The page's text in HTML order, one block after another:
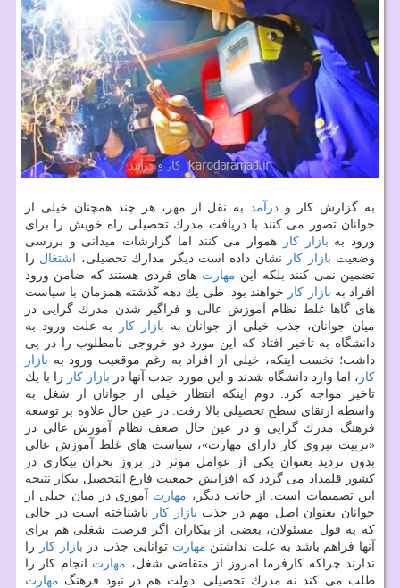
به گزارش كار و درآمدبه نقل از مهر، هر چند همچنان خیلی از
جوانان تصور می كنند با دریافت مدرك تحصیلی راه خویش را برای
ورود به بازار كار
هموار می كنند اما گزارشات میدانی و بررسی
وضعیت بازار كار نشان داده است دیگر مدارك تحصیلی، اشتغال را
تضمین نمی كنند بلكه این مهارت های فردی هستند كه ضامن ورود
افراد به بازار كار خواهند بود. طی یك دهه گذشته همزمان با سیاست
های گاها غلط نظام آموزش عالی و فراگیر شدن مدرك گرایی در
میان جوانان، جذب خیلی از جوانان به بازار كار
به علت ورود به
دانشگاه به تاخیر افتاد كه این مورد دو خروجی نامطلوب را در پی
داشت؛ نخست اینكه، خیلی از افراد به رغم موقعیت ورود به بازار
كار ، اما وارد دانشگاه شدند و این مورد جذب آنها در بازار كار را با یك
تاخیر مواجه كرد. دوم اینكه انتظار خیلی از جوانان از شغل به
واسطه ارتقای سطح تحصیلی بالا رفت. در عین حال علاوه بر توسعه
فرهنگ مدرك گرایی و در عین حال ضعف نظام آموزش عالی در
«تربیت نیروی كار دارای مهارت»، سیاست های غلط آموزش عالی
بدون تردید بعنوان یكی از عوامل موثر در بروز بحران بیكاری در
كشور قلمداد می گردد كه افزایش جمعیت فارغ التحصیل بیكار نتیجه
این تصمیمات است. از جانب دیگر، مهارت آموزی در میان خیلی از
جوانان بعنوان اصل مهم در جذب بازار كار
ناشناخته است در حالی
كه به قول مسئولان، بعضی از بیكاران اگر فرصت شغلی هم برای
آنها فراهم باشد به علت نداشتن مهارت توانایی جذب در بازار كار
را
ندارند چراكه كارفرما امروز از متقاضی شغل، مهارت انجام كار را
طلب می كند نه مدرك تحصیلی. دولت هم در نبود فرهنگ مهارت